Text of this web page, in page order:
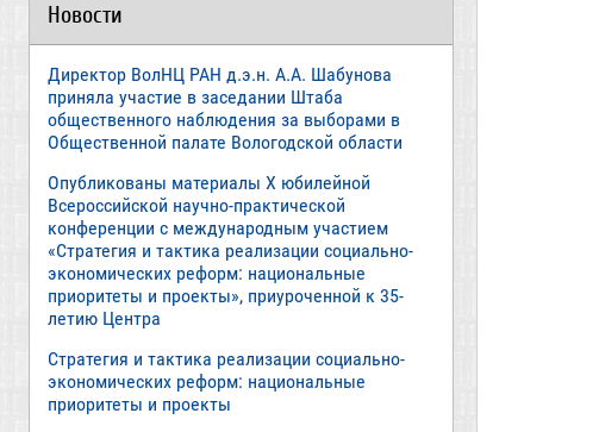
Новости
Директор ВолНЦ РАН д.э.н. А.А. Шабунова
приняла участие в заседании Штаба
общественного наблюдения за выборами в
Общественной палате Вологодской области
Опубликованы материалы X юбилейной
Всероссийской научно-практической
конференции с международным участием
«Стратегия и тактика реализации социально-
экономических реформ: национальные
приоритеты и проекты», приуроченной к 35-
летию Центра
Стратегия и тактика реализации социально-
экономических реформ: национальные
приоритеты и проекты